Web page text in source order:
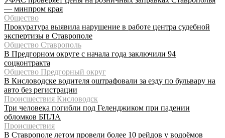
— минпром края
Общество
Прокуратура выявила нарушение в работе центра судебной
экспертизы в Ставрополе
Общество Ставрополь
В Предгорном округе с начала года заключили 94
соцконтракта
Общество Предгорный округ
В Кисловодске водителя оштрафовали за езду по бульвару на
авто без регистрации
Происшествия Кисловодск
Три человека погибли под Геленджиком при падении
обломков БПЛА
Происшествия
В Ставрополе летом провели более 10 рейдов у водоёмов